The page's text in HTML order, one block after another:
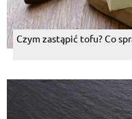
Czym zastąpić tofu? Co